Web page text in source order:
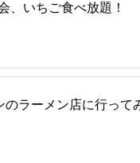
、いちご食べ放題！
のラーメン店に行って